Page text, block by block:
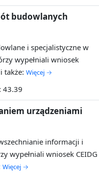
budowlanych
i specjalistyczne w
wypełniali wniosek
także: Więcej →
43.39
urządzeniami
informacji i
wypełniali wniosek CEIDG
Więcej →